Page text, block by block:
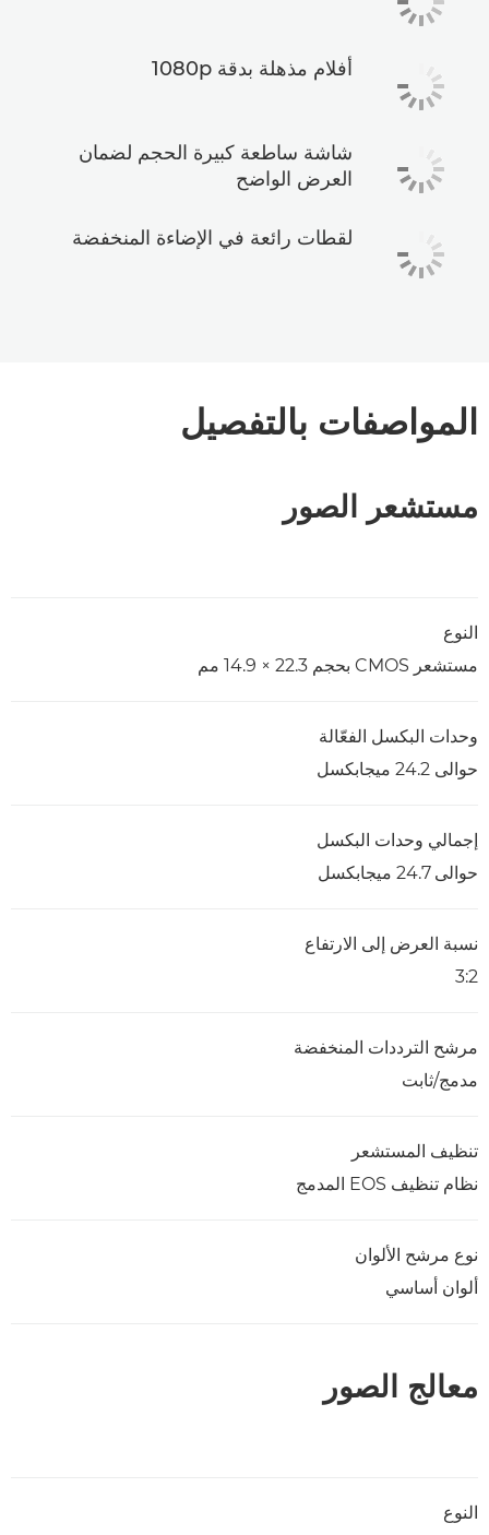
أفلام مذهلة بدقة 1080p
شاشة ساطعة كبيرة الحجم لضمان
العرض الواضح
لقطات رائعة في الإضاءة المنخفضة
المواصفات بالتفصيل
مستشعر الصور
النوع
مستشعر CMOS‏ بحجم 22.3 × 14.9 مم
وحدات البكسل الفعّالة
حوالى 24.2 ميجابكسل
إجمالي وحدات البكسل
حوالى 24.7 ميجابكسل
نسبة العرض إلى الارتفاع
3:2
مرشح الترددات المنخفضة
مدمج/ثابت
تنظيف المستشعر
نظام تنظيف EOS المدمج
نوع مرشح الألوان
ألوان أساسي
معالج الصور
النوع